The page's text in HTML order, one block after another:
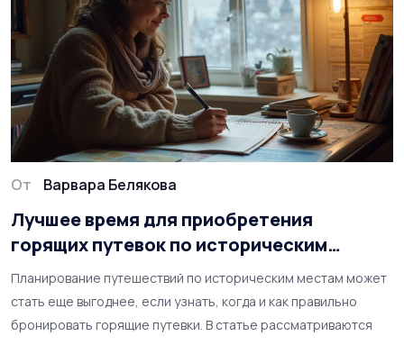
От Варвара Белякова
Лучшее время для приобретения
горящих путевок по историческим
местам
Планирование путешествий по историческим местам может
стать еще выгоднее, если узнать, когда и как правильно
бронировать горящие путевки. В статье рассматриваются